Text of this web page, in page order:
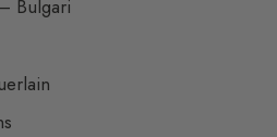
– Bulgari